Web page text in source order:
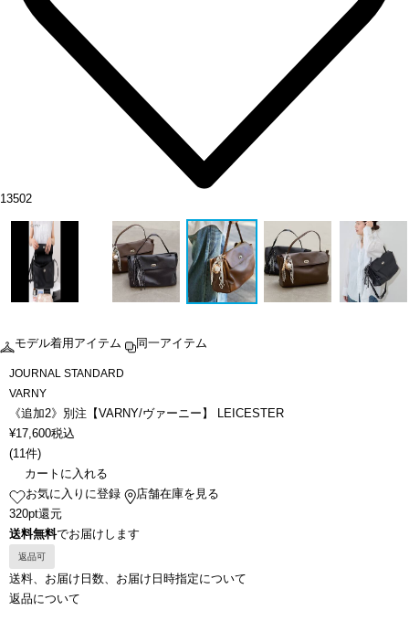
13502
モデル着用アイテム 同一アイテム
JOURNAL STANDARD
VARNY
《追加2》別注【VARNY/ヴァーニー】 LEICESTER
¥17,600税込
(11件)
カートに入れる
お気に入りに登録
店舗在庫を見る
320pt還元
送料無料でお届けします
返品可
送料、お届け日数、お届け日時指定について
返品について